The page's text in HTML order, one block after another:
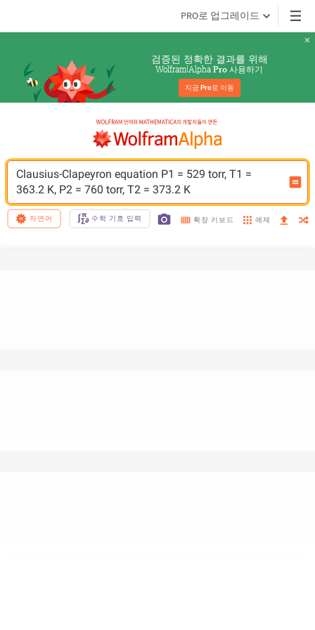
PRO로 업그레이드
검증된 정확한 결과를 위해
Wolfram|Alpha Pro 사용하기
지금 Pro로 이동
Clausius-Clapeyron equation P1 = 529 torr, T1 =
363.2 K, P2 = 760 torr, T2 = 373.2 K
자연어 수학 기호 입력 확장 키보드 예제